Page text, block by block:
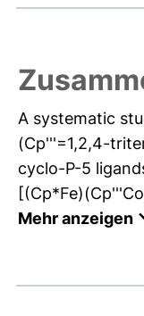
A systematic
(Cp'''=1,2,4-
cyclo-P-5
Mehr anzeigen